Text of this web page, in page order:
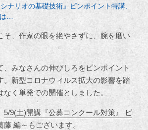
ナリオの基礎技術』ピンポイント特講、
は…
そ、作家の眼を絶やさずに、腕を磨い
、みなさんの伸びしろをピンポイント
。新型コロナウィルス拡大の影響を踏
なく単発での開催としました。
5/9(土)開講『公募コンクール対策』 ピ
藤 編～ もございます。